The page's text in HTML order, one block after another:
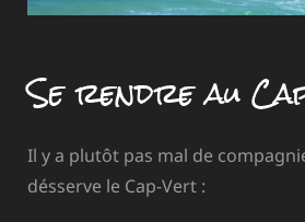
Se rendre au
Il y a plutôt pas mal de
désserve le Cap-Vert :